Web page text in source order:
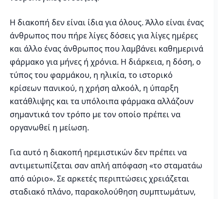
Η διακοπή δεν είναι ίδια για όλους. Άλλο είναι ένας
άνθρωπος που πήρε λίγες δόσεις για λίγες ημέρες
και άλλο ένας άνθρωπος που λαμβάνει καθημερινά
φάρμακο για μήνες ή χρόνια. Η διάρκεια, η δόση, ο
τύπος του φαρμάκου, η ηλικία, το ιστορικό
κρίσεων πανικού, η χρήση αλκοόλ, η ύπαρξη
κατάθλιψης και τα υπόλοιπα φάρμακα αλλάζουν
σημαντικά τον τρόπο με τον οποίο πρέπει να
οργανωθεί η μείωση.
Για αυτό η διακοπή ηρεμιστικών δεν πρέπει να
αντιμετωπίζεται σαν απλή απόφαση «το σταματάω
από αύριο». Σε αρκετές περιπτώσεις χρειάζεται
σταδιακό πλάνο, παρακολούθηση συμπτωμάτων,